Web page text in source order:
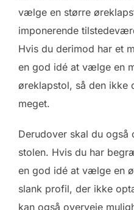
vælge en større
imponerende
Hvis du derimod har et
en god idé at vælge en
øreklapstol, så den ikke
meget.
Derudover skal du
stolen. Hvis du har
en god idé at vælge en
slank profil, der ikke
kan også overveje